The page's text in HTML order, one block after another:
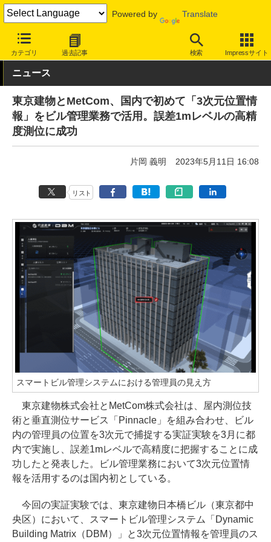
Powered by Translate
カテゴリ 過去記事 検索 Impressサイト
INTERNET Watch トピック
ニュース
東京建物とMetCom、国内で初めて「3次元位置情
報」をビル管理業務で活用。誤差1mレベルの高精
度測位に成功
片岡 義明 2023年5月11日 16:08
リスト
スマートビル管理システムにおける管理員の見え方
東京建物株式会社とMetCom株式会社は、屋内測位技
術と垂直測位サービス「Pinnacle」を組み合わせ、ビル
内の管理員の位置を3次元で捕捉する実証実験を3月に都
内で実施し、誤差1mレベルで高精度に把握することに成
功したと発表した。ビル管理業務において3次元位置情
報を活用するのは国内初としている。
今回の実証実験では、東京建物日本橋ビル（東京都中
央区）において、スマートビル管理システム「Dynamic
Building Matrix（DBM）」と3次元位置情報を管理員のス